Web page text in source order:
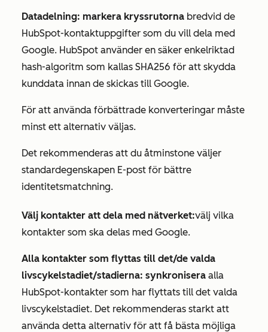
Datadelning: markera kryssrutorna bredvid de
HubSpot-kontaktuppgifter som du vill dela med
Google. HubSpot använder en säker enkelriktad
hash-algoritm som kallas SHA256 för att skydda
kunddata innan de skickas till Google.
För att använda förbättrade konverteringar måste
minst ett alternativ väljas.
Det rekommenderas att du åtminstone väljer
standardegenskapen E-post för bättre
identitetsmatchning.
Välj kontakter att dela med nätverket:välj vilka
kontakter som ska delas med Google.
Alla kontakter som flyttas till det/de valda
livscykelstadiet/stadierna: synkronisera alla
HubSpot-kontakter som har flyttats till det valda
livscykelstadiet. Det rekommenderas starkt att
använda detta alternativ för att få bästa möjliga